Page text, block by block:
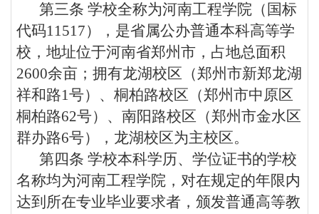
第三条 学校全称为河南工程学院（国标
代码11517），是省属公办普通本科高等学
校，地址位于河南省郑州市，占地总面积
2600余亩；拥有龙湖校区（郑州市新郑龙湖
祥和路1号）、桐柏路校区（郑州市中原区
桐柏路62号）、南阳路校区（郑州市金水区
群办路6号），龙湖校区为主校区。
第四条 学校本科学历、学位证书的学校
名称均为河南工程学院，对在规定的年限内
达到所在专业毕业要求者，颁发普通高等教